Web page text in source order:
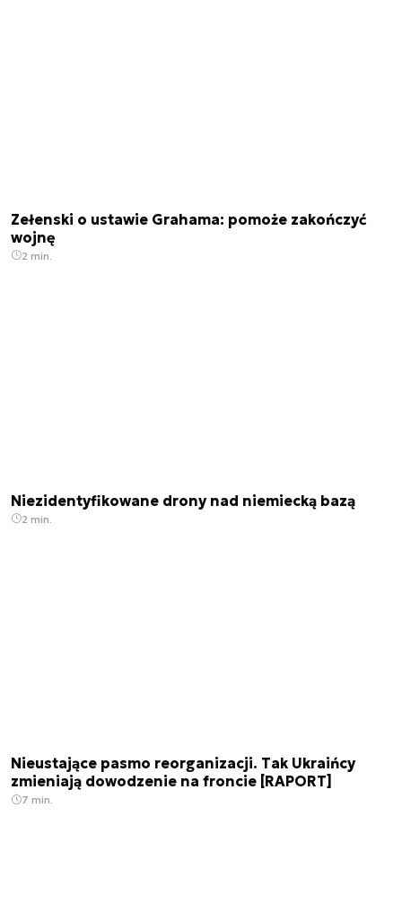
Zełenski o ustawie Grahama: pomoże zakończyć
wojnę
2 min.
Niezidentyfikowane drony nad niemiecką bazą
2 min.
Nieustające pasmo reorganizacji. Tak Ukraińcy
zmieniają dowodzenie na froncie [RAPORT]
7 min.